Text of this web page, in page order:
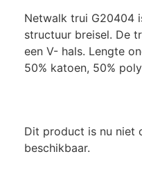
Netwalk trui G20404
structuur breisel. De
een V- hals. Lengte
50% katoen, 50%
Dit product is nu niet
beschikbaar.